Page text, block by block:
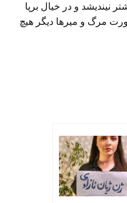
نیندیشد و در خیال برپا
مرگ و میرها دیگر هیچ